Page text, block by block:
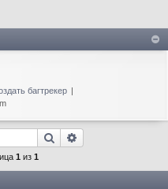
к
багтрекер
Поиск
1 из 1